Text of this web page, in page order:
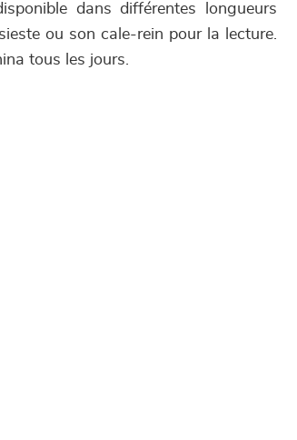
dans différentes longueurs
ou son cale-rein pour la lecture.
tous les jours.